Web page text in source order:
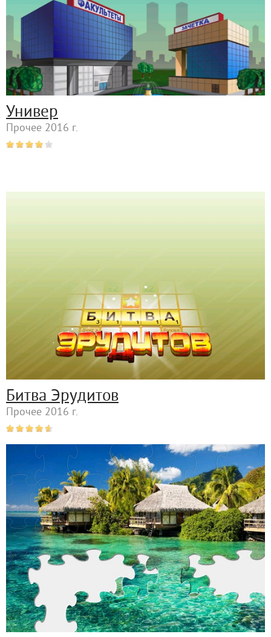
Универ
Прочее 2016 г.
Битва Эрудитов
Прочее 2016 г.